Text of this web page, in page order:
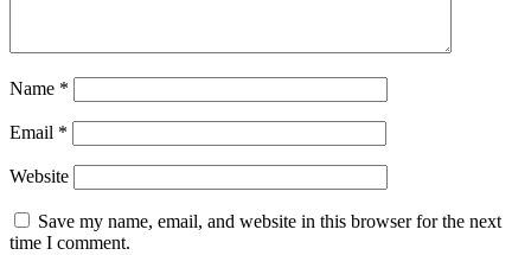
Name *
Email *
Website
Save my name, email, and website in this browser for the next
time I comment.